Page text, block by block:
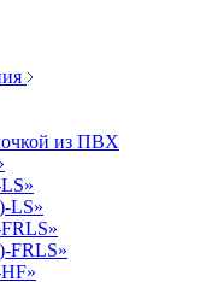
из ПВХ
LS»
FRLS»